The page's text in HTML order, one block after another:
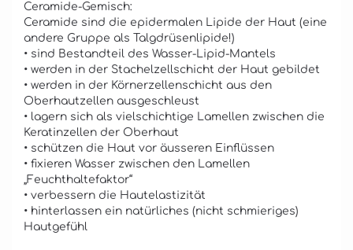
Ceramide-Gemisch:
Ceramide sind die epidermalen Lipide der Haut (eine
andere Gruppe als Talgdrüsenlipide!)
• sind Bestandteil des Wasser-Lipid-Mantels
• werden in der Stachelzellschicht der Haut gebildet
• werden in der Körnerzellenschicht aus den
Oberhautzellen ausgeschleust
• lagern sich als vielschichtige Lamellen zwischen die
Keratinzellen der Oberhaut
• schützen die Haut vor äusseren Einflüssen
• fixieren Wasser zwischen den Lamellen
„Feuchthaltefaktor“
• verbessern die Hautelastizität
• hinterlassen ein natürliches (nicht schmieriges)
Hautgefühl